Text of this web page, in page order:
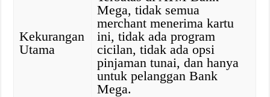
Kekurangan
Utama
Mega, tidak semua
merchant menerima kartu
ini, tidak ada program
cicilan, tidak ada opsi
pinjaman tunai, dan hanya
untuk pelanggan Bank
Mega.